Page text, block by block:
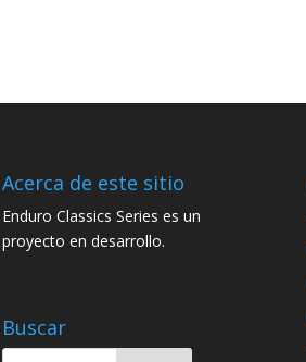
Acerca de este sitio
Enduro Classics Series es un
proyecto en desarrollo.
Buscar